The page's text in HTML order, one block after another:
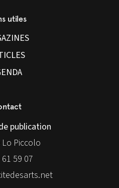
utiles
publication
Lo Piccolo
59 07